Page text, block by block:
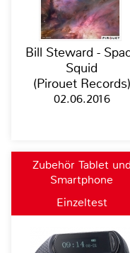
Bill Steward -
Squid
(Pirouet Records)
02.06.2016
Zubehör Tablet und
Smartphone
Einzeltest